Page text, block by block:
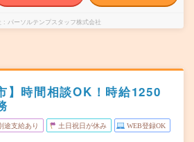
パーソルテンプスタッフ株式会社
】時間相談OK！時給1250
途支給あり 土日祝日が休み WEB登録OK